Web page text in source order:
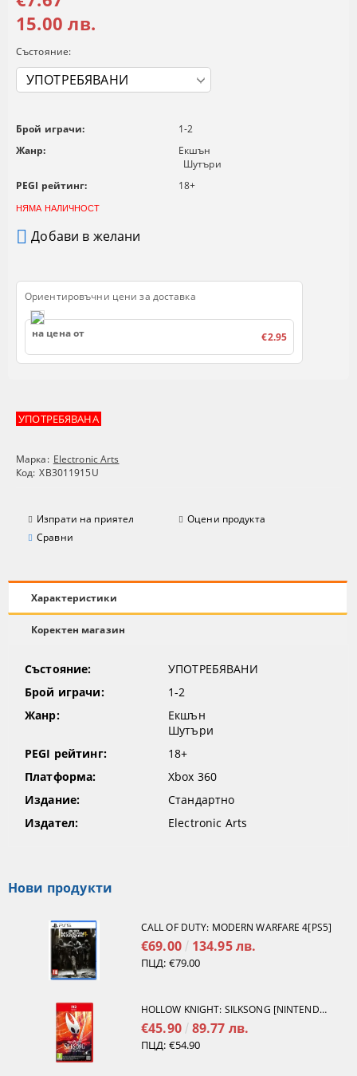
УПОТРЕБЯВАНА
Марка: Electronic Arts
Код: XB3011915U
Изпрати на приятел
Оцени продукта
Сравни
15.00 лв.
Състояние:
Брой играчи:
1-2
Жанр:
Екшън
Шутъри
PEGI рейтинг:
18+
НЯМА НАЛИЧНОСТ
Добави в желани
Ориентировъчни цени за доставка
на цена от €2.95
Характеристики
Коректен магазин
Състояние:
УПОТРЕБЯВАНИ
Брой играчи:
1-2
Жанр:
Екшън
Шутъри
PEGI рейтинг:
18+
Платформа:
Xbox 360
Издание:
Стандартно
Издател:
Electronic Arts
Нови продукти
CALL OF DUTY: MODERN WARFARE 4[PS5]
€69.00 134.95 лв.
ПЦД: €79.00
HOLLOW KNIGHT: SILKSONG [NINTENDO SWITCH 2]
€45.90 89.77 лв.
ПЦД: €54.90